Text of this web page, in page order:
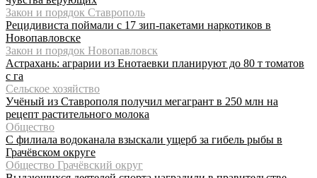
Закон и порядок Ставрополь
Рецидивиста поймали с 17 зип-пакетами наркотиков в
Новопавловске
Закон и порядок Новопавловск
Астрахань: аграрии из Енотаевки планируют до 80 т томатов
с га
Сельское хозяйство
Учёный из Ставрополя получил мегагрант в 250 млн на
рецепт растительного молока
Общество
С филиала водоканала взыскали ущерб за гибель рыбы в
Грачёвском округе
Общество Грачёвский округ